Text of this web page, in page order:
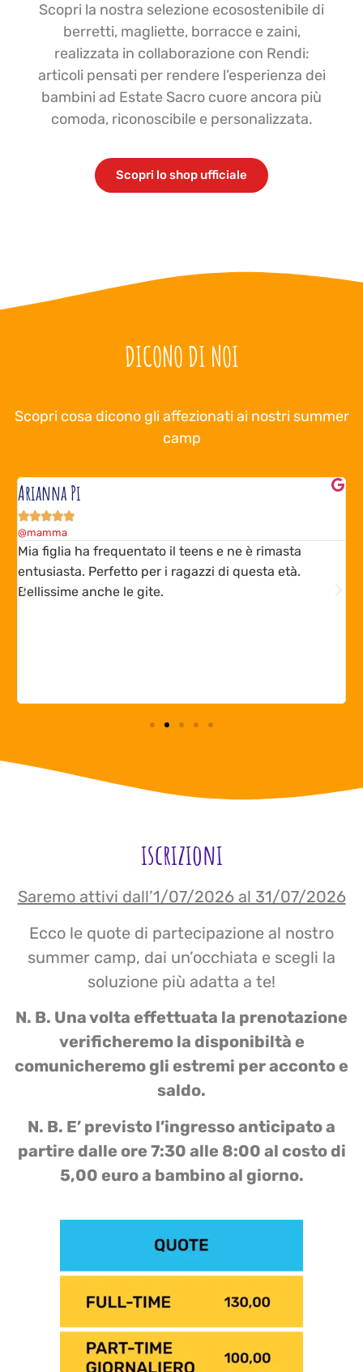
Scopri la nostra selezione ecosostenibile di
berretti, magliette, borracce e zaini,
realizzata in collaborazione con Rendi:
articoli pensati per rendere l’esperienza dei
bambini ad Estate Sacro cuore ancora più
comoda, riconoscibile e personalizzata.
Scopri lo shop ufficiale
DICONO DI NOI
Scopri cosa dicono gli affezionati ai nostri summer
camp
Arianna Pi

@mamma
Mia figlia ha frequentato il teens e ne è rimasta
entusiasta. Perfetto per i ragazzi di questa età.
Bellissime anche le gite.
iscrizioni
Saremo attivi dall’1/07/2026 al 31/07/2026
Ecco le quote di partecipazione al nostro
summer camp, dai un’occhiata e scegli la
soluzione più adatta a te!
N. B. Una volta effettuata la prenotazione
verificheremo la disponibiltà e
comunicheremo gli estremi per acconto e
saldo.
N. B. E’ previsto l’ingresso anticipato a
partire dalle ore 7:30 alle 8:00 al costo di
5,00 euro a bambino al giorno.